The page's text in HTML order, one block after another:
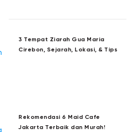
3 Tempat Ziarah Gua Maria
Cirebon, Sejarah, Lokasi, & Tips
Rekomendasi 6 Maid Cafe
Jakarta Terbaik dan Murah!